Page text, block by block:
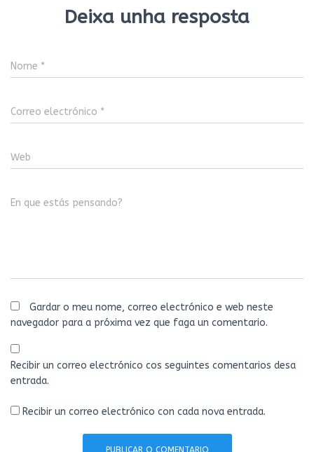
Deixa unha resposta
Nome *
Correo electrónico *
Web
En que estás pensando?
Gardar o meu nome, correo electrónico e web neste
navegador para a próxima vez que faga un comentario.
Recibir un correo electrónico cos seguintes comentarios desa
entrada.
Recibir un correo electrónico con cada nova entrada.